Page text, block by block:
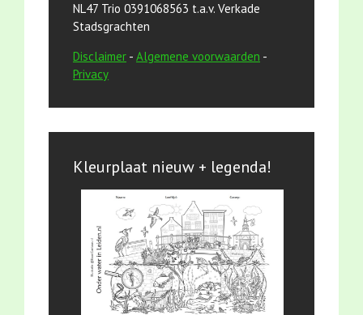
NL47 Trio 0391068563 t.a.v. Verkade
Stadsgrachten
Disclaimer - Algemene voorwaarden -
Privacy
Kleurplaat nieuw + legenda!